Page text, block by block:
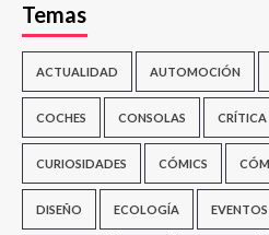
Temas
ACTUALIDAD AUTOMOCIÓN
COCHES CONSOLAS CRÍTICA
CURIOSIDADES CÓMICS
DISEÑO ECOLOGÍA EVENTOS